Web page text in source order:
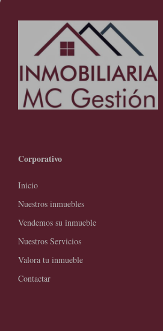
Corporativo
Inicio
Nuestros inmuebles
Vendemos su inmueble
Nuestros Servicios
Valora tu inmueble
Contactar